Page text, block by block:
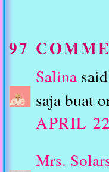
97
Salina
saja buat
APRIL
Mrs.